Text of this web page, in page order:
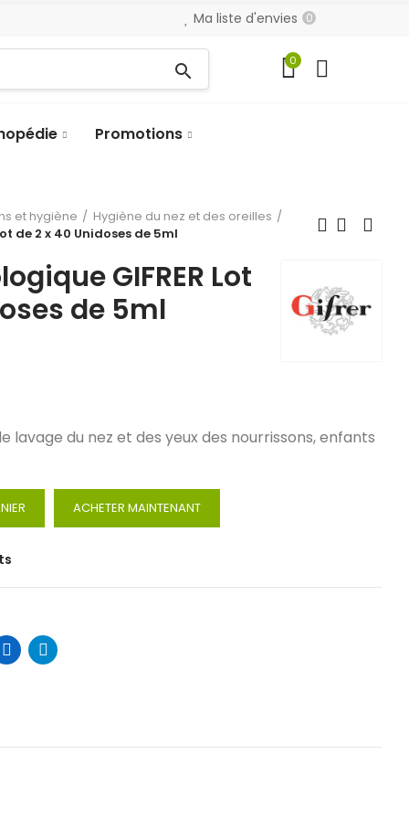
Ma liste d'envies 0
search 0
Promotions
et hygiène
Hygiène du nez et des oreilles
de 2 x 40 Unidoses de 5ml
GIFRER Lot
de 5ml
lavage du nez et des yeux des nourrissons, enfants
ACHETER MAINTENANT